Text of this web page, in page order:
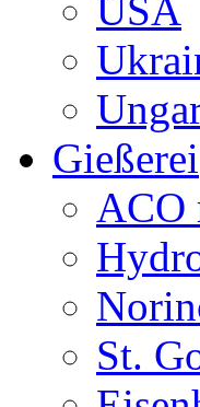
USA
Gießerei
ACO
St.